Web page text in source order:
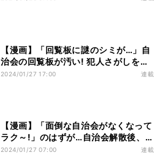
【漫画】「回覧板に謎のシミが…」自
治会の回覧板が汚い! 犯人さがしをし
た結果…
2024/01/27 17:00 連載
【漫画】「面倒な自治会がなくなって
ラク～!」のはずが…自治会解散後、
ゴミ集積所を見て呆然!
2024/01/27 07:00 連載